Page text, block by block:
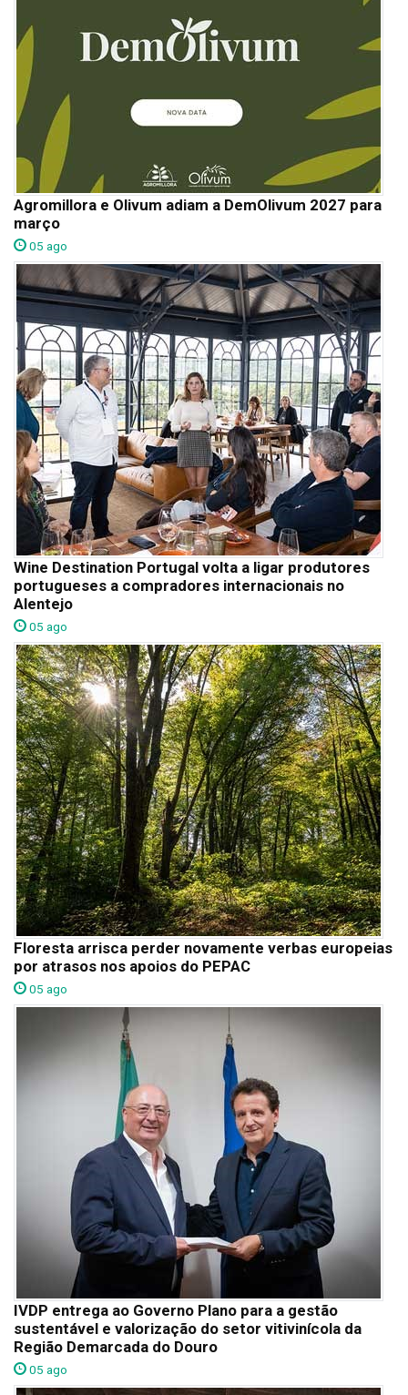
Agromillora e Olivum adiam a DemOlivum 2027 para
março
05 ago
Wine Destination Portugal volta a ligar produtores
portugueses a compradores internacionais no
Alentejo
05 ago
Floresta arrisca perder novamente verbas europeias
por atrasos nos apoios do PEPAC
05 ago
IVDP entrega ao Governo Plano para a gestão
sustentável e valorização do setor vitivinícola da
Região Demarcada do Douro
05 ago